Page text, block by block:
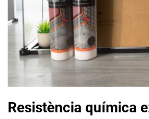
Resistència química